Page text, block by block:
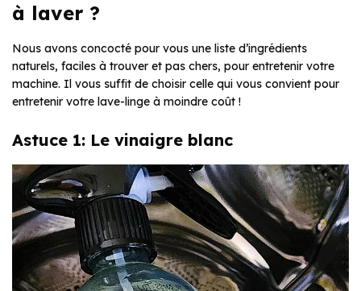
à laver ?
Nous avons concocté pour vous une liste d’ingrédients
naturels, faciles à trouver et pas chers, pour entretenir votre
machine. Il vous suffit de choisir celle qui vous convient pour
entretenir votre lave-linge à moindre coût !
Astuce 1: Le vinaigre blanc